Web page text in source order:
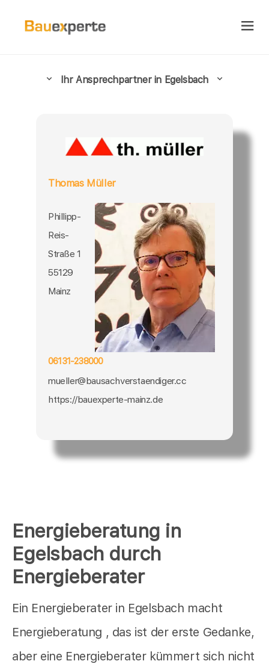
Energieberatung in
Egelsbach durch
Energieberater
Ein Energieberater in Egelsbach macht
Energieberatung , das ist der erste Gedanke,
aber eine Energieberater kümmert sich nicht
Ihr Ansprechpartner in Egelsbach
Thomas Müller
Phillipp-
Reis-
Straße 1
55129
Mainz
06131-238000
mueller@bausachverstaendiger.cc
https://bauexperte-mainz.de